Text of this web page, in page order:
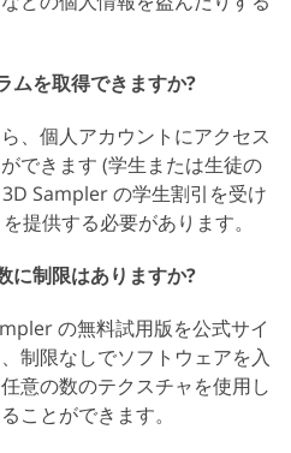
ムを取得できますか?
、個人アカウントにアクセス
できます (学生または生徒の
Sampler の学生割引を受け
提供する必要があります。
に制限はありますか?
の無料試用版を公式サイ
制限なしでソフトウェアを入
意の数のテクスチャを使用し
ことができます。